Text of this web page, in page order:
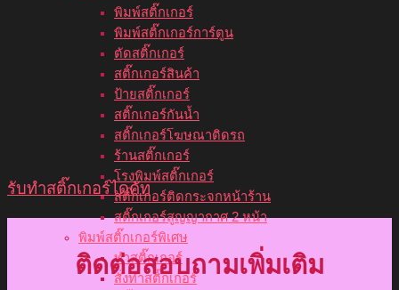
พิมพ์สติ๊กเกอร์
พิมพ์สติ๊กเกอร์การ์ตูน
ตัดสติ๊กเกอร์
สติ๊กเกอร์สินค้า
ป้ายสติ๊กเกอร์
สติ๊กเกอร์กันน้ำ
สติ๊กเกอร์โฆษณาติดรถ
ร้านสติ๊กเกอร์
โรงพิมพ์สติ๊กเกอร์
สติ๊กเกอร์ติดกระจกหน้าร้าน
สติ๊กเกอร์สูญญากาศ 2 หน้า
พิมพ์สติ๊กเกอร์พิเศษ
ทำสติ๊กเกอร์
สั่งทำสติ๊กเกอร์
รับทําสติ๊กเกอร์ไดคัท
ติดต่อสอบถามเพิ่มเติม